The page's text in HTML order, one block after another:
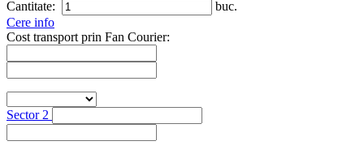
Cantitate:
buc.
Cere info
Cost transport prin Fan Courier:
Sector 2